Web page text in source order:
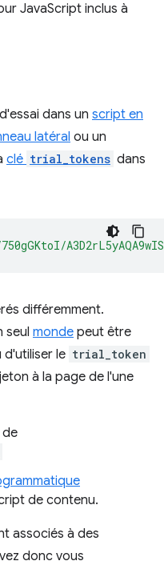
JavaScript inclus à
dans un script en
latéral ou un
clé trial_tokens dans
différemment.
seul monde peut être
le trial_token
à la page de l'une
de
de contenu.
associés à des
donc vous